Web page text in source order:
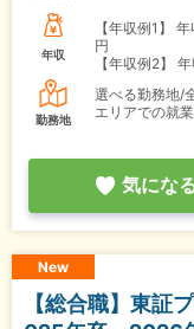
年収
【年収例1】
年
円
【年収例2】
勤務地
選べる勤務地/
エリアでの就
気にな
New
【総合職】東証